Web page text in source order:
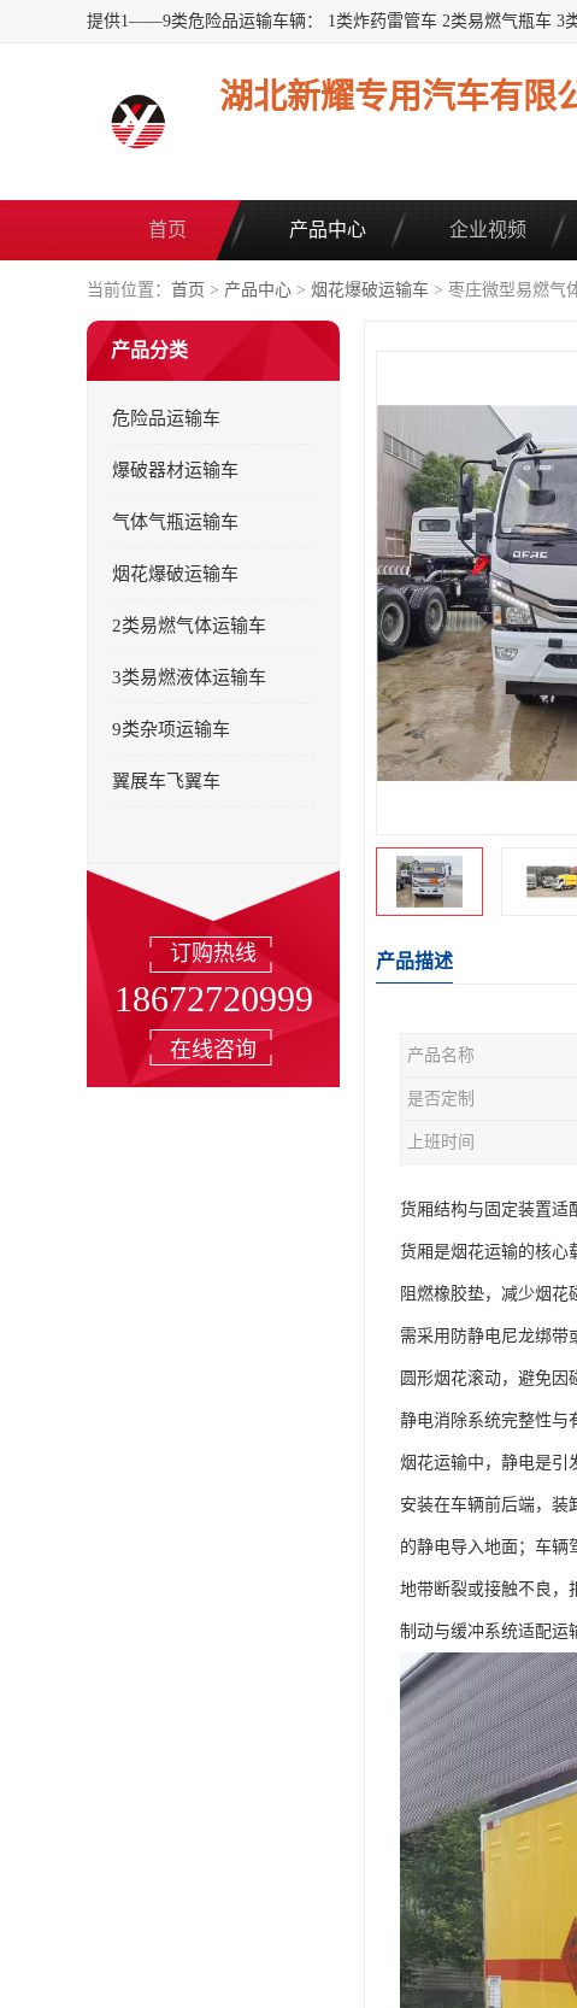
湖北新耀专用汽车有限
首页 产品中心 企业视频
当前位置： 首页 > 产品中心 > 烟花爆破运输车 > 枣庄微型易燃气
产品分类
危险品运输车
爆破器材运输车
气体气瓶运输车
烟花爆破运输车
2类易燃气体运输车
3类易燃液体运输车
9类杂项运输车
翼展车飞翼车
订购热线
18672720999
在线咨询
产品描述
产品名称
是否定制
上班时间
货厢结构与固定装置适
货厢是烟花运输的核心
阻燃橡胶垫，减少烟
需采用防静电尼龙绑带
圆形烟花滚动，避免因
静电消除系统完整性与
烟花运输中，静电是引
安装在车辆前后端，装
的静电导入地面；车辆
地带断裂或接触不良，
制动与缓冲系统适配运